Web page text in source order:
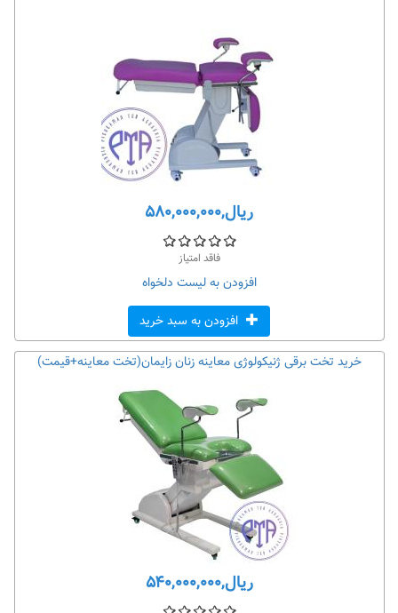
ریال,۵۸۰,۰۰۰,۰۰۰
فاقد امتیاز
افزودن به لیست دلخواه
افزودن به سبد خرید
خرید تخت برقی ژنیکولوژی معاینه زنان زایمان(تخت معاینه+قیمت)
ریال,۵۴۰,۰۰۰,۰۰۰